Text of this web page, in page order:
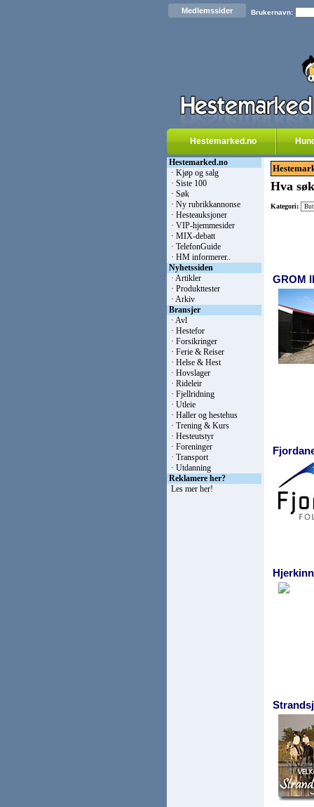
Medlemssider Brukernavn:
Hestemarked.no
Hestemarked.no
· Kjøp og salg
· Siste 100
· Søk
· Ny rubrikkannonse
· Hesteauksjoner
· VIP-hjemmesider
· MIX-debatt
· TelefonGuide
· HM informerer..
Nyhetssiden
· Artikler
· Produkttester
· Arkiv
Bransjer
· Avl
· Hestefor
· Forsikringer
· Ferie & Reiser
· Helse & Hest
· Hovslager
· Rideleir
· Fjellridning
· Utleie
· Haller og hestehus
· Trening & Kurs
· Hesteutstyr
· Foreninger
· Transport
· Utdanning
Reklamere her?
Les mer her!
Hva
Kategori:
GROM